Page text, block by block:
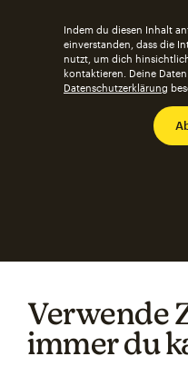
Indem du diesen Inhalt
einverstanden, dass die
nutzt, um dich
kontaktieren. Deine
Datenschutzerklärung
Verwende
immer du